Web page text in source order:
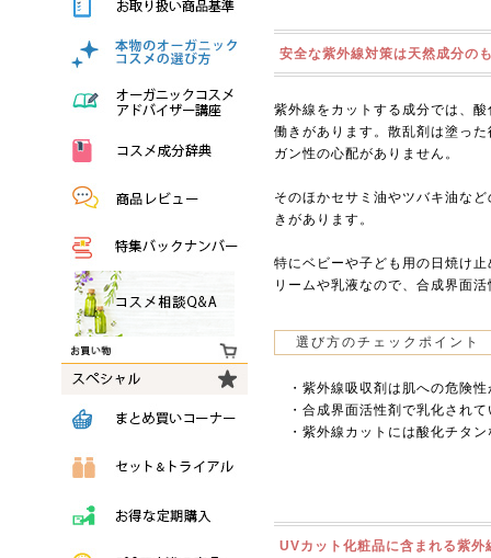
安全な紫外線対策は天然成分の
紫外線をカットする成分では、
働きがあります。散乱剤は塗っ
ガン性の心配がありません。
そのほかセサミ油やツバキ油な
きがあります。
特にベビーや子ども用の日焼け
リームや乳液なので、合成界面
選び方のチェックポイント
・紫外線吸収剤は肌への危険性
・合成界面活性剤で乳化されて
・紫外線カットには酸化チタン
UVカット化粧品に含まれる紫